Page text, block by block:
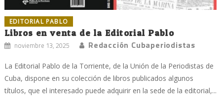
EDITORIAL PABLO
Libros en venta de la Editorial Pablo
noviembre 13, 2025 Redacción Cubaperiodistas
La Editorial Pablo de la Torriente, de la Unión de la Periodistas de
Cuba, dispone en su colección de libros publicados algunos
títulos, que el interesado puede adquirir en la sede de la editorial,...